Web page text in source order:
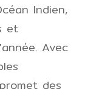
Indien,
et
Avec
des